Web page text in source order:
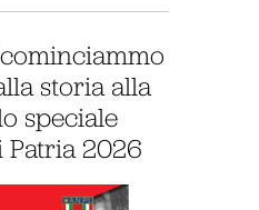
storia alla
speciale
Patria 2026